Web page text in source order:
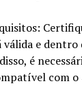
válida e dentro
é
com o